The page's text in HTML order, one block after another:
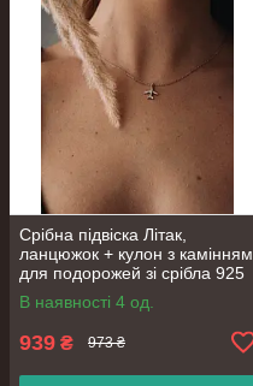
Срібна підвіска Літак,
ланцюжок + кулон з камінням
для подорожей зі срібла 925
проби, довжина 40+6 см
В наявності 4 од.
939 ₴ 973 ₴